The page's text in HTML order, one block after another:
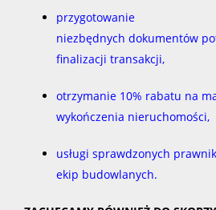
przygotowanie
niezbędnych dokumentów
finalizacji transakcji,
otrzymanie 10% rabatu na
wykończenia nieruchomości,
usługi sprawdzonych
ekip budowlanych.